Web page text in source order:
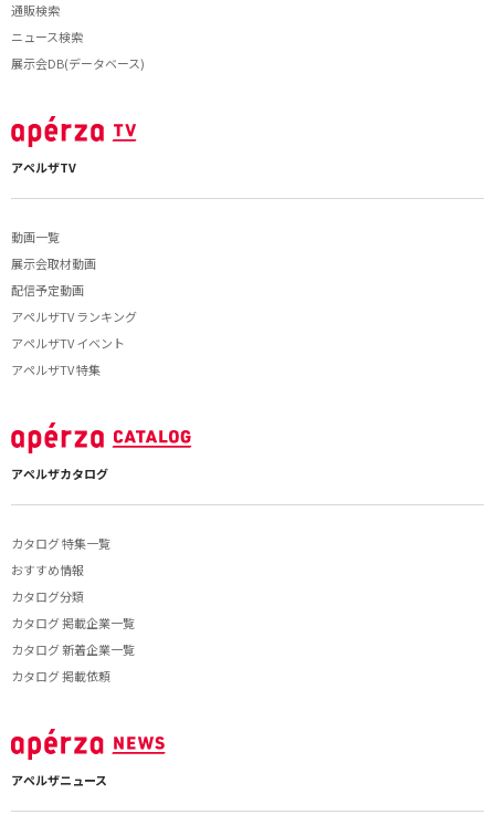
通販検索
ニュース検索
展示会DB(データベース)
アペルザTV
動画一覧
展示会取材動画
配信予定動画
アペルザTV ランキング
アペルザTV イベント
アペルザTV 特集
アペルザカタログ
カタログ 特集一覧
おすすめ情報
カタログ分類
カタログ 掲載企業一覧
カタログ 新着企業一覧
カタログ 掲載依頼
アペルザニュース